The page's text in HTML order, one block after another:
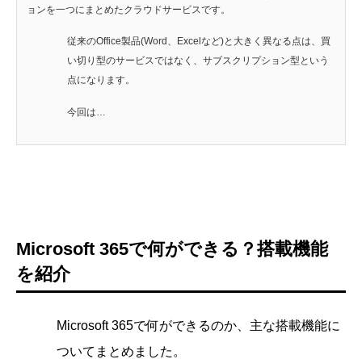
ョンを一つにまとめたクラウドサービスです。
従来のOffice製品(Word、Excelなど)と大きく異なる点は、買
い切り型のサービスではなく、サブスクリプション型という
点になります。
今回は…
Microsoft 365で何ができる？搭載機能
を紹介
Microsoft 365で何ができるのか、主な搭載機能に
ついてまとめました。